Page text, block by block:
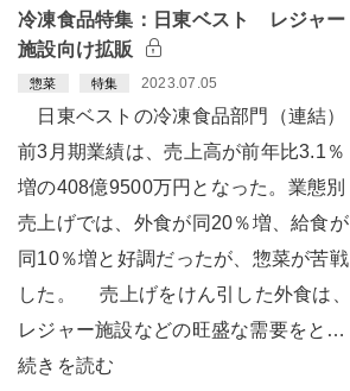
冷凍食品特集：日東ベスト レジャー
施設向け拡販
惣菜 特集 2023.07.05
日東ベストの冷凍食品部門（連結）
前3月期業績は、売上高が前年比3.1％
増の408億9500万円となった。業態別
売上げでは、外食が同20％増、給食が
同10％増と好調だったが、惣菜が苦戦
した。 売上げをけん引した外食は、
レジャー施設などの旺盛な需要をと…
続きを読む